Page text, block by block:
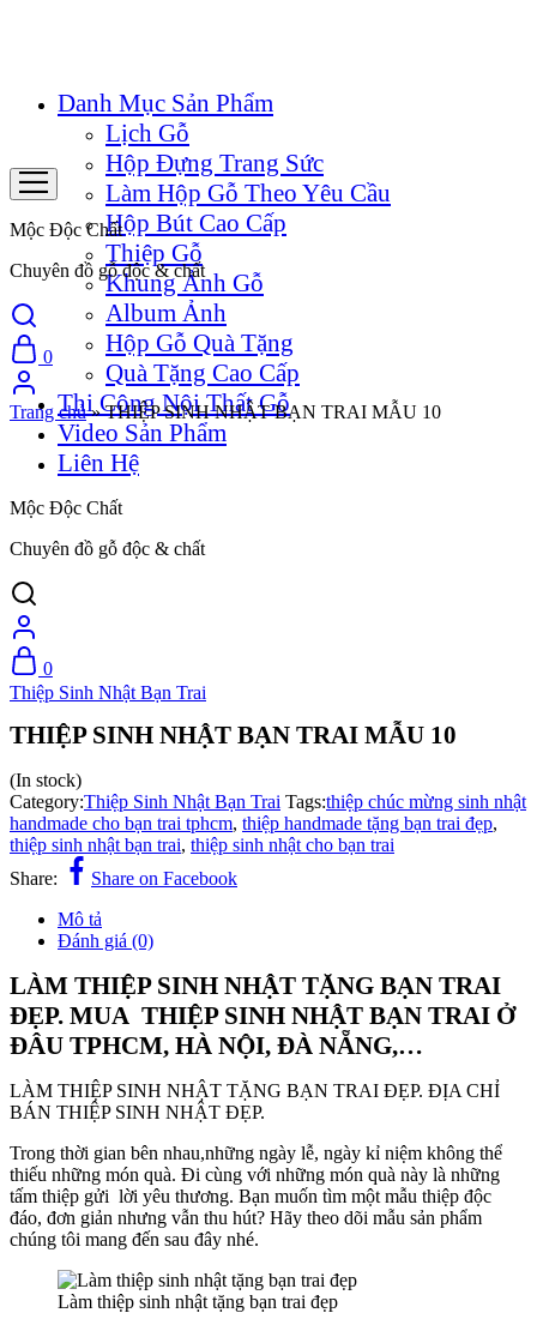
Danh Mục Sản Phẩm
Lịch Gỗ
Hộp Đựng Trang Sức
Làm Hộp Gỗ Theo Yêu Cầu
Hộp Bút Cao Cấp
Thiệp Gỗ
Khung Ảnh Gỗ
Album Ảnh
Hộp Gỗ Quà Tặng
Quà Tặng Cao Cấp
Thi Công Nội Thất Gỗ
Video Sản Phẩm
Liên Hệ
Mộc Độc Chất
Chuyên đồ gỗ độc & chất
0
Mộc Độc Chất
Chuyên đồ gỗ độc & chất
0
Trang chủ»THIỆP SINH NHẬT BẠN TRAI MẪU 10
Thiệp Sinh Nhật Bạn Trai
THIỆP SINH NHẬT BẠN TRAI MẪU 10
(In stock)
Category:Thiệp Sinh Nhật Bạn Trai Tags:thiệp chúc mừng sinh nhật
handmade cho bạn trai tphcm, thiệp handmade tặng bạn trai đẹp,
thiệp sinh nhật bạn trai, thiệp sinh nhật cho bạn trai
Share:
Share on Facebook
Mô tả
Đánh giá (0)
LÀM THIỆP SINH NHẬT TẶNG BẠN TRAI
ĐẸP. MUA THIỆP SINH NHẬT BẠN TRAI Ở
ĐÂU TPHCM, HÀ NỘI, ĐÀ NẴNG,…
LÀM THIỆP SINH NHẬT TẶNG BẠN TRAI ĐẸP. ĐỊA CHỈ
BÁN THIỆP SINH NHẬT ĐẸP.
Trong thời gian bên nhau,những ngày lễ, ngày kỉ niệm không thể
thiếu những món quà. Đi cùng với những món quà này là những
tấm thiệp gửi lời yêu thương. Bạn muốn tìm một mẫu thiệp độc
đáo, đơn giản nhưng vẫn thu hút? Hãy theo dõi mẫu sản phẩm
chúng tôi mang đến sau đây nhé.
Làm thiệp sinh nhật tặng bạn trai đẹp